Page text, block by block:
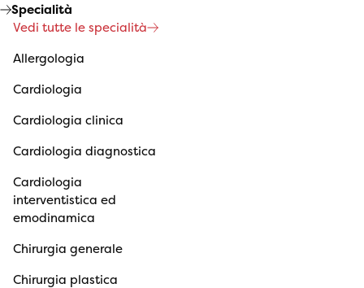
Specialità
Vedi tutte le specialità
Allergologia
Cardiologia
Cardiologia clinica
Cardiologia diagnostica
Cardiologia
interventistica ed
emodinamica
Chirurgia generale
Chirurgia plastica